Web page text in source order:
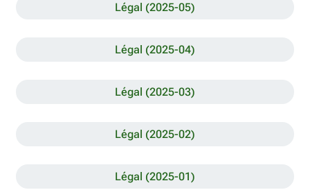
Légal (2025-05)
Légal (2025-04)
Légal (2025-03)
Légal (2025-02)
Légal (2025-01)